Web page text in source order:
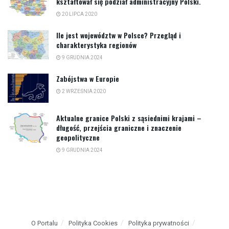
20 LIPCA 2020
Ile jest województw w Polsce? Przegląd i
charakterystyka regionów
9 GRUDNIA 2024
Zabójstwa w Europie
2 WRZEŚNIA 2020
Aktualne granice Polski z sąsiednimi krajami –
długość, przejścia graniczne i znaczenie
geopolityczne
9 GRUDNIA 2024
O Portalu Polityka Cookies Polityka prywatności